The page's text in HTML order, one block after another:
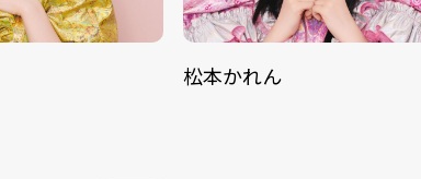
松本かれん